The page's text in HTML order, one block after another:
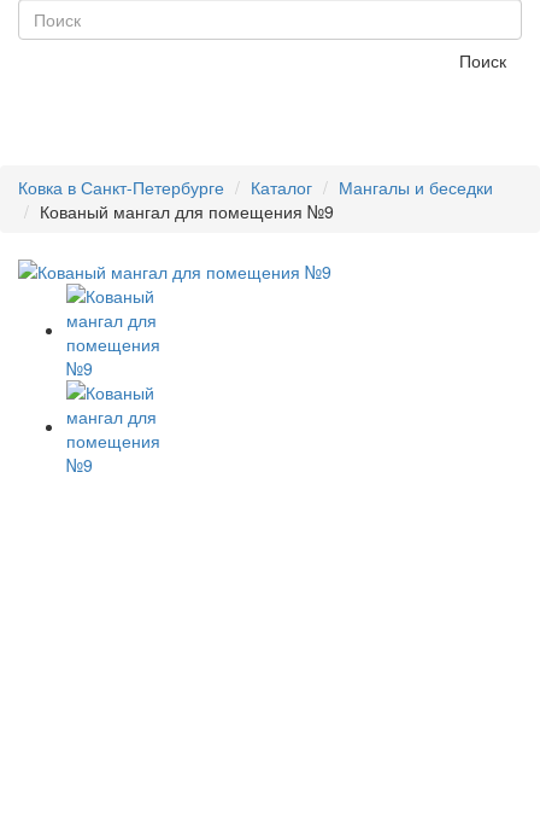
Поиск
Ковка в Санкт-Петербурге Каталог
Мангалы и беседки
Кованый мангал для помещения №9